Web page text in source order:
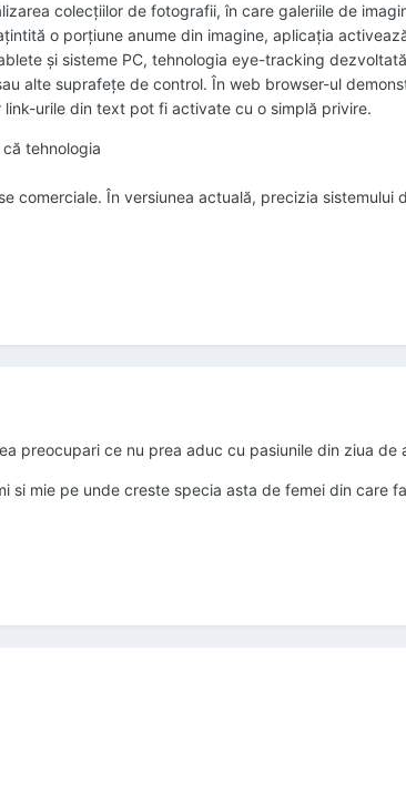
colecţiilor de fotografii, în care galeriile de
o porţiune anume din imagine, aplicaţia
şi sisteme PC, tehnologia eye-tracking
alte suprafeţe de control. În web browser-ul
urile din text pot fi activate cu o simplă privire.
tehnologia
comerciale. În versiunea actuală, precizia
preocupari ce nu prea aduc cu pasiunile din ziua
si mie pe unde creste specia asta de femei din care